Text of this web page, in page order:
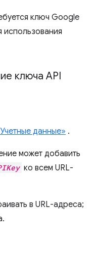
ключ Google
использования
ключа API
данные» .
может добавить
ко всем URL-
в URL-адреса;